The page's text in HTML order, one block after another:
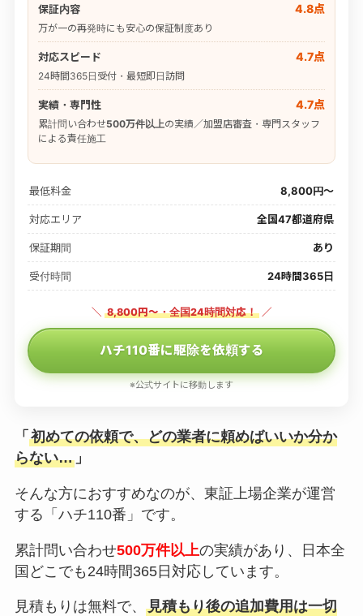
保証内容 4.8点
万が一の再発時にも安心の保証制度あり
対応スピード 4.7点
24時間365日受付・最短即日訪問
実績・専門性 4.7点
累計問い合わせ500万件以上の実績／加盟店審査・専門スタッフ
による責任施工
最低料金 8,800円〜
対応エリア 全国47都道府県
保証期間 あり
受付時間 24時間365日
＼ 8,800円〜・全国24時間対応！ ／
ハチ110番に駆除を依頼する
※公式サイトに移動します
「 初めての依頼で、どの業者に頼めばいいか分か
らない…」
そんな方におすすめなのが、東証上場企業が運営
する「ハチ110番」です。
累計問い合わせ500万件以上の実績があり、日本全
国どこでも24時間365日対応しています。
見積もりは無料で、 見積もり後の追加費用は一切